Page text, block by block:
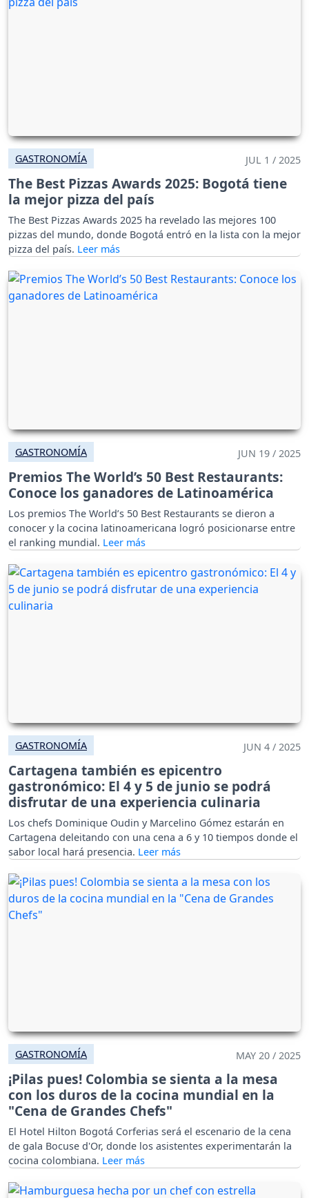
GASTRONOMÍA JUL 1 / 2025
The Best Pizzas Awards 2025: Bogotá tiene
la mejor pizza del país
The Best Pizzas Awards 2025 ha revelado las mejores 100
pizzas del mundo, donde Bogotá entró en la lista con la mejor
pizza del país.
GASTRONOMÍA JUN 19 / 2025
Premios The World’s 50 Best Restaurants:
Conoce los ganadores de Latinoamérica
Los premios The World’s 50 Best Restaurants se dieron a
conocer y la cocina latinoamericana logró posicionarse entre
el ranking mundial.
GASTRONOMÍA JUN 4 / 2025
Cartagena también es epicentro
gastronómico: El 4 y 5 de junio se podrá
disfrutar de una experiencia culinaria
Los chefs Dominique Oudin y Marcelino Gómez estarán en
Cartagena deleitando con una cena a 6 y 10 tiempos donde el
sabor local hará presencia.
GASTRONOMÍA MAY 20 / 2025
¡Pilas pues! Colombia se sienta a la mesa
con los duros de la cocina mundial en la
"Cena de Grandes Chefs"
El Hotel Hilton Bogotá Corferias será el escenario de la cena
de gala Bocuse d'Or, donde los asistentes experimentarán la
cocina colombiana.